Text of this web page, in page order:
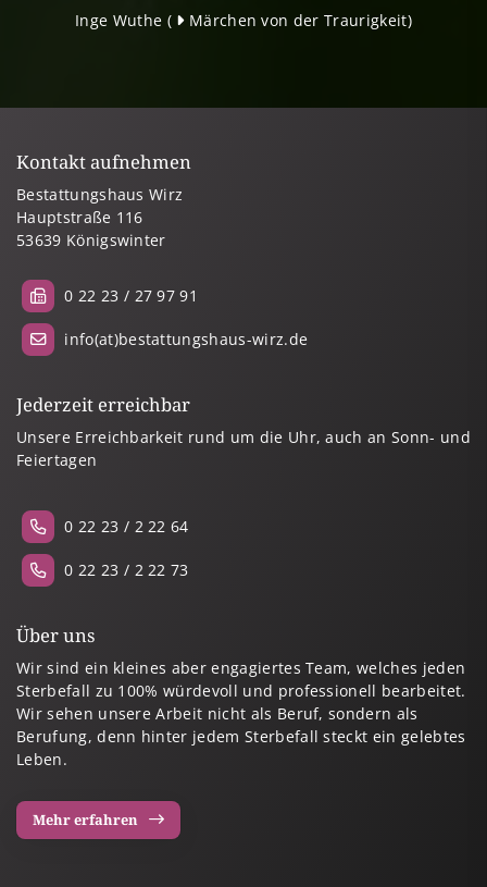
Inge Wuthe ( Märchen von der Traurigkeit)
Kontakt aufnehmen
Bestattungshaus Wirz
Hauptstraße 116
53639 Königswinter
0 22 23 / 27 97 91
info(at)bestattungshaus-wirz.de
Jederzeit erreichbar
Unsere Erreichbarkeit rund um die Uhr, auch an Sonn- und
Feiertagen
0 22 23 / 2 22 64
0 22 23 / 2 22 73
Über uns
Wir sind ein kleines aber engagiertes Team, welches jeden
Sterbefall zu 100% würdevoll und professionell bearbeitet.
Wir sehen unsere Arbeit nicht als Beruf, sondern als
Berufung, denn hinter jedem Sterbefall steckt ein gelebtes
Leben.
Mehr erfahren